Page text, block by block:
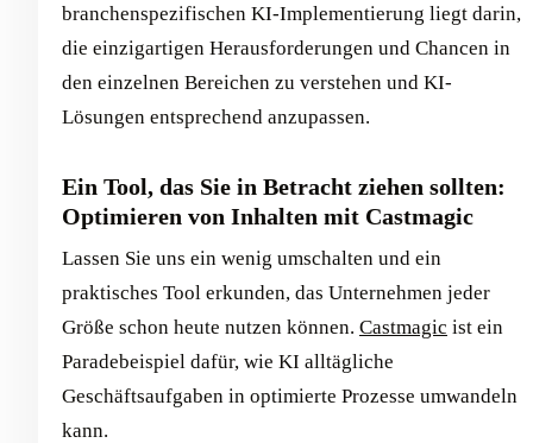
branchenspezifischen KI-Implementierung liegt darin,
die einzigartigen Herausforderungen und Chancen in
den einzelnen Bereichen zu verstehen und KI-
Lösungen entsprechend anzupassen.
Ein Tool, das Sie in Betracht ziehen sollten:
Optimieren von Inhalten mit Castmagic
Lassen Sie uns ein wenig umschalten und ein
praktisches Tool erkunden, das Unternehmen jeder
Größe schon heute nutzen können. Castmagic ist ein
Paradebeispiel dafür, wie KI alltägliche
Geschäftsaufgaben in optimierte Prozesse umwandeln
kann.